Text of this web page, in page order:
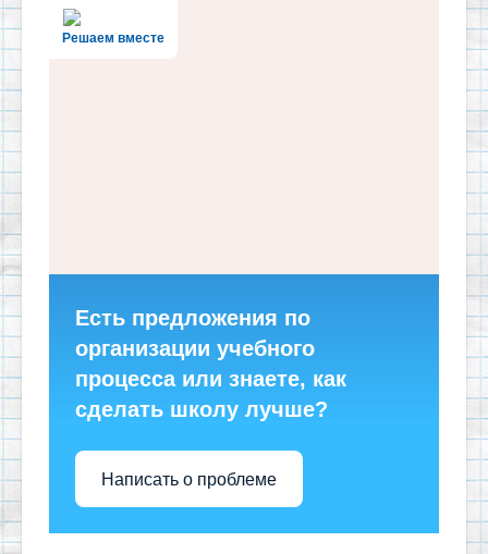
Решаем вместе
Есть предложения по
организации учебного
процесса или знаете, как
сделать школу лучше?
Написать о проблеме